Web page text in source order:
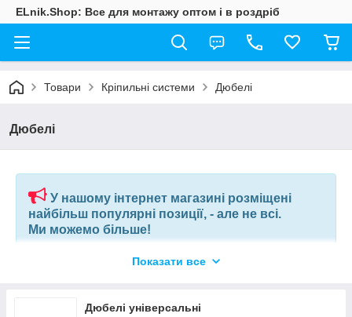
ELnik.Shop: Все для монтажу оптом і в роздріб
Товари Кріпильні системи Дюбелі
Дюбелі
У нашому інтернет магазині розміщені
найбільш популярні позиції, - але не всі.
Ми можемо більше!
Якщо ви шукаєте конкретну позицію або заміну товару, який
вашим запитом, або аналоги інших виробників.
Показати все
Дюбелі універсальні